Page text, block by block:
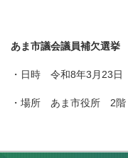
あま市議会議員補欠選挙
・日時 令和8年3月23日
・場所 あま市役所 2